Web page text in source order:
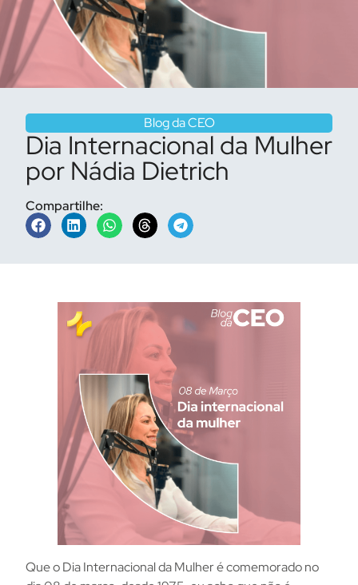
Blog da CEO
Dia Internacional da Mulher
por Nádia Dietrich
Compartilhe:
Que o Dia Internacional da Mulher é comemorado no